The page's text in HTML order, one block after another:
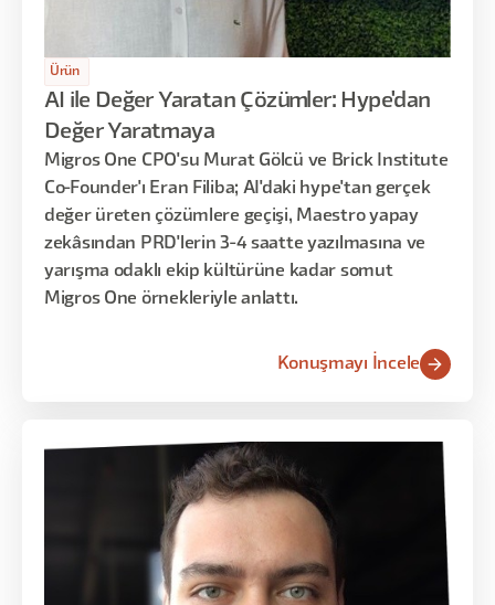
Ürün
AI ile Değer Yaratan Çözümler: Hype'dan
Değer Yaratmaya
Migros One CPO'su Murat Gölcü ve Brick Institute
Co-Founder'ı Eran Filiba; AI'daki hype'tan gerçek
değer üreten çözümlere geçişi, Maestro yapay
zekâsından PRD'lerin 3-4 saatte yazılmasına ve
yarışma odaklı ekip kültürüne kadar somut
Migros One örnekleriyle anlattı.
Konuşmayı İncele